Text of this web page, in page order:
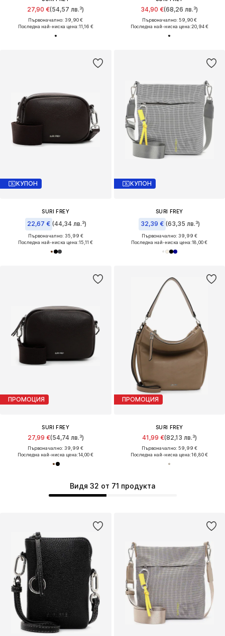
27,90 €(54,57 лв.³)
Първоначално: 39,90 €
Последна най-ниска цена:11,16 €
34,90 €(68,26 лв.³)
Първоначално: 59,90 €
Последна най-ниска цена:20,94 €
Видя 32 от 71 продукта
КУПОН
SURI FREY
22,67 € (44,34 лв.³)
Първоначално: 35,99 €
Последна най-ниска цена:15,11 €
КУПОН
SURI FREY
32,39 € (63,35 лв.³)
Първоначално: 39,99 €
Последна най-ниска цена:18,00 €
ПРОМОЦИЯ
SURI FREY
27,99 €(54,74 лв.³)
Първоначално: 39,99 €
Последна най-ниска цена:14,00 €
ПРОМОЦИЯ
SURI FREY
41,99 €(82,13 лв.³)
Първоначално: 59,99 €
Последна най-ниска цена:16,80 €